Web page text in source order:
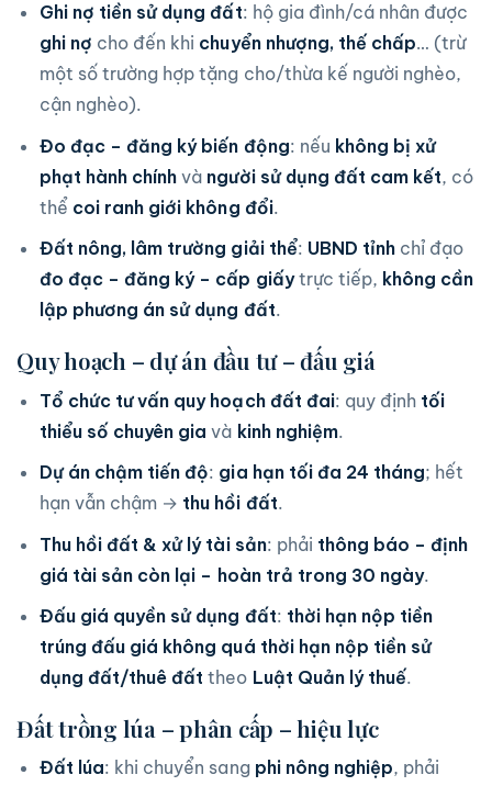
Ghi nợ tiền sử dụng đất: hộ gia đình/cá nhân được
ghi nợ cho đến khi chuyển nhượng, thế chấp… (trừ
một số trường hợp tặng cho/thừa kế người nghèo,
cận nghèo).
Đo đạc – đăng ký biến động: nếu không bị xử
phạt hành chính và người sử dụng đất cam kết, có
thể coi ranh giới không đổi.
Đất nông, lâm trường giải thể: UBND tỉnh chỉ đạo
đo đạc – đăng ký – cấp giấytrực tiếp, không cần
lập phương án sử dụng đất.
Quy hoạch – dự án đầu tư – đấu giá
Tổ chức tư vấn quy hoạch đất đai: quy định tối
thiểu số chuyên gia và kinh nghiệm.
Dự án chậm tiến độ: gia hạn tối đa 24 tháng; hết
hạn vẫn chậm → thu hồi đất.
Thu hồi đất & xử lý tài sản: phải thông báo – định
giá tài sản còn lại – hoàn trả trong 30 ngày.
Đấu giá quyền sử dụng đất: thời hạn nộp tiền
trúng đấu giá không quá thời hạn nộp tiền sử
dụng đất/thuê đất theo Luật Quản lý thuế.
Đất trồng lúa – phân cấp – hiệu lực
Đất lúa: khi chuyển sang phi nông nghiệp, phải